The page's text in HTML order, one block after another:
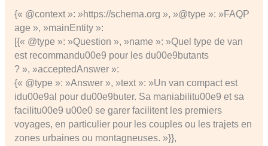
{« @context »: »https://schema.org », »@type »: »FAQP
age », »mainEntity »:
[{« @type »: »Question », »name »: »Quel type de van
est recommandu00e9 pour les du00e9butants
? », »acceptedAnswer »:
{« @type »: »Answer », »text »: »Un van compact est
idu00e9al pour du00e9buter. Sa maniabilitu00e9 et sa
facilitu00e9 u00e0 se garer facilitent les premiers
voyages, en particulier pour les couples ou les trajets en
zones urbaines ou montagneuses. »}},